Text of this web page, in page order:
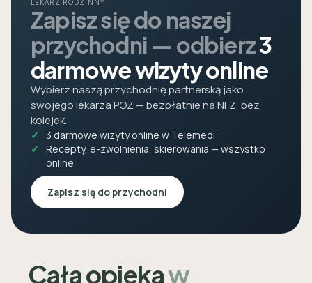
LEKARZ RODZINNY
Zapisz się do naszej
przychodni — odbierz3
darmowe wizyty online
Wybierz naszą przychodnię partnerską jako
swojego lekarza POZ — bezpłatnie na NFZ, bez
kolejek.
3 darmowe wizyty online w Telemedi
Recepty, e-zwolnienia, skierowania — wszystko
online
Zapisz się do przychodni
Cała opiekaw